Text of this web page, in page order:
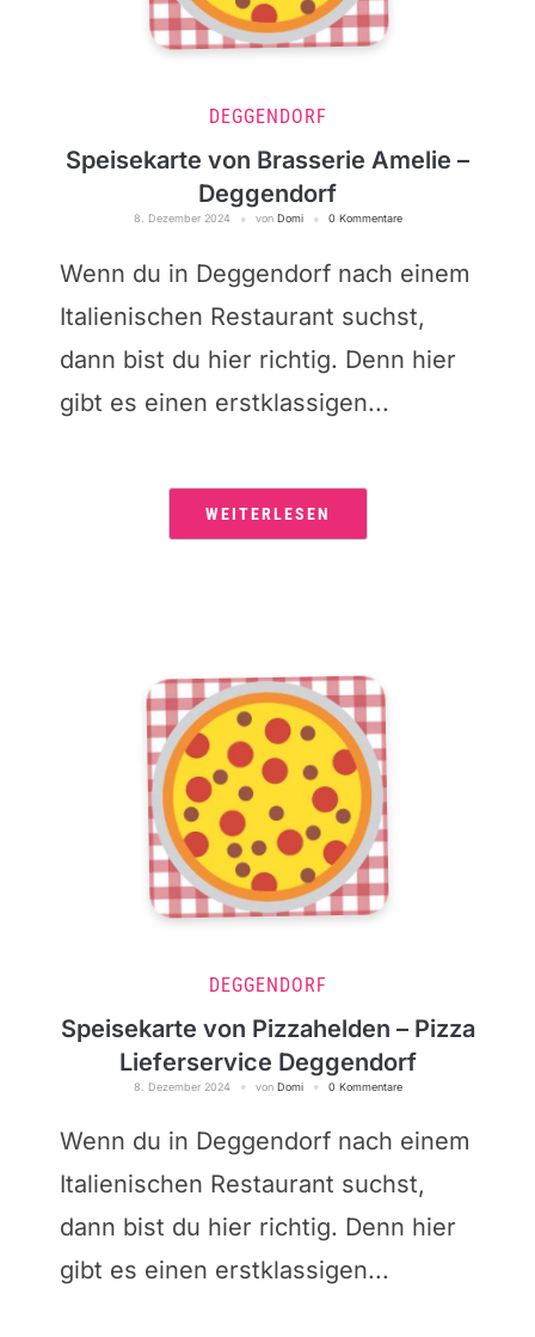
DEGGENDORF
Speisekarte von Brasserie Amelie –
Deggendorf
8. Dezember 2024 von Domi 0 Kommentare
Wenn du in Deggendorf nach einem
Italienischen Restaurant suchst,
dann bist du hier richtig. Denn hier
gibt es einen erstklassigen...
WEITERLESEN
DEGGENDORF
Speisekarte von Pizzahelden – Pizza
Lieferservice Deggendorf
8. Dezember 2024 von Domi 0 Kommentare
Wenn du in Deggendorf nach einem
Italienischen Restaurant suchst,
dann bist du hier richtig. Denn hier
gibt es einen erstklassigen...